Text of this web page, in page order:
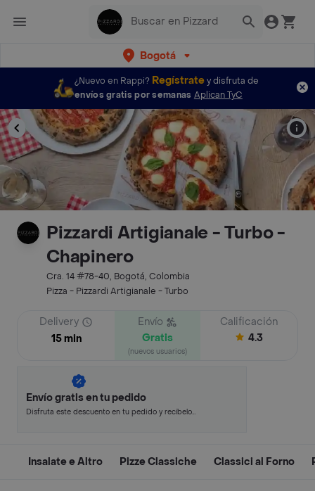
Bogotá
¿Nuevo en Rappi? Regístratey disfruta de
envíos gratis por semanas Aplican TyC
Pizzardi Artigianale - Turbo -
Chapinero
Cra. 14 #78-40, Bogotá, Colombia
Pizza - Pizzardi Artigianale - Turbo
Delivery
15 min
Envío
Gratis
(nuevos usuarios)
Calificación
4.3
Envío gratis en tu pedido
Disfruta este descuento en tu pedido y recíbelo
Insalate e Altro Pizze Classiche Classici al Forno